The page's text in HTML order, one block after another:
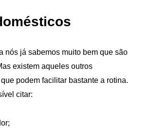
nós já sabemos muito bem que são
existem aqueles outros
podem facilitar bastante a rotina.
citar: